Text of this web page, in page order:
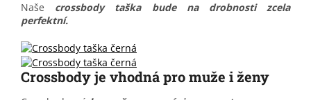
Naše crossbody taška bude na drobnosti zcela
perfektní.
Crossbody je vhodná pro muže i ženy